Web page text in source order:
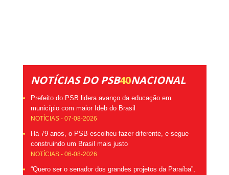
NOTÍCIAS DO PSB40NACIONAL
Prefeito do PSB lidera avanço da educação em
município com maior Ideb do Brasil
NOTÍCIAS - 07-08-2026
Há 79 anos, o PSB escolheu fazer diferente, e segue
construindo um Brasil mais justo
NOTÍCIAS - 06-08-2026
“Quero ser o senador dos grandes projetos da Paraíba”,